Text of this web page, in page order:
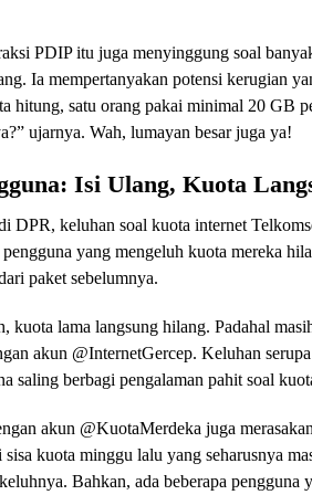
PDIP itu juga menyinggung soal
Ia mempertanyakan potensi kerugian
hitung, satu orang pakai minimal 20 GB
ujarnya. Wah, lumayan besar juga ya!
Isi Ulang, Kuota
DPR, keluhan soal kuota internet
yang mengeluh kuota mereka
paket sebelumnya.
kuota lama langsung hilang. Padahal
akun @InternetGercep. Keluhan
saling berbagi pengalaman pahit soal
akun @KuotaMerdeka juga
kuota minggu lalu yang seharusnya
Bahkan, ada beberapa pengguna